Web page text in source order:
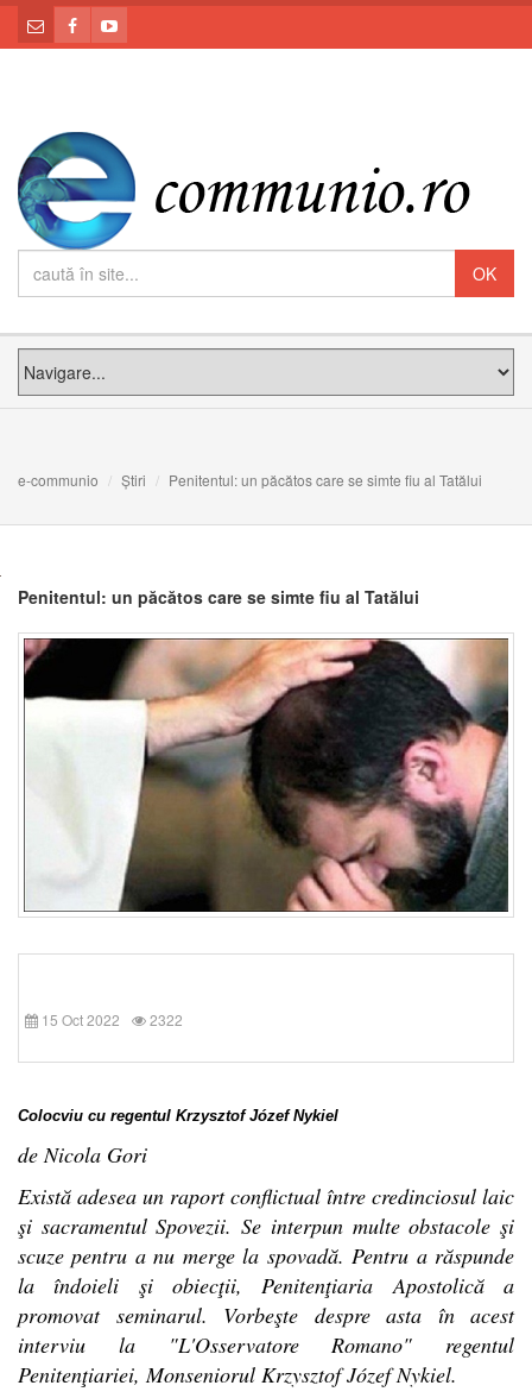
e-communio Știri Penitentul: un păcătos care se simte fiu al Tatălui
Penitentul: un păcătos care se simte fiu al Tatălui
15 Oct 2022 2322
Colocviu cu regentul Krzysztof Józef Nykiel
de Nicola Gori
Există adesea un raport conflictual între credinciosul laic
şi sacramentul Spovezii. Se interpun multe obstacole şi
scuze pentru a nu merge la spovadă. Pentru a răspunde
la îndoieli şi obiecţii, Penitenţiaria Apostolică a
promovat seminarul. Vorbeşte despre asta în acest
interviu la "L'Osservatore Romano" regentul
Penitenţiariei, Monseniorul Krzysztof Józef Nykiel.